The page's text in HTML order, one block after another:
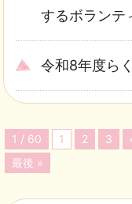
するボランテ
令和8年度ら
1 / 60 1 2 3
最後 »